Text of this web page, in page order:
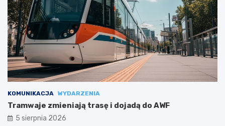
KOMUNIKACJA WYDARZENIA
Tramwaje zmieniają trasę i dojadą do AWF
5 sierpnia 2026